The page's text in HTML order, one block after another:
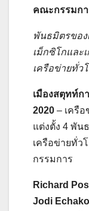
คณะกรรมก
พันธมิตรของ
เม็กซิโกและ
เครือข่ายทั่ว
เมืองสตุทท์ก
2020 – เครื
แต่งตั้ง 4 พัน
เครือข่ายทั่ว
กรรมการ
Richard
Jodi